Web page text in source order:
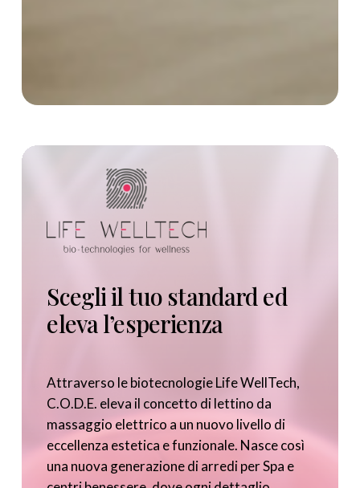
Scegliil tuo standard ed
eleval’esperienza
Attraverso le biotecnologie Life WellTech,
C.O.D.E. eleva il concetto di lettino da
massaggio elettrico a un nuovo livello di
eccellenza estetica e funzionale. Nasce così
una nuova generazione di arredi per Spa e